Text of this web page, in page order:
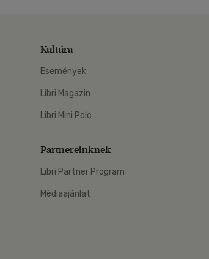
Kultúra
Események
Libri Magazin
Libri Mini Polc
Partnereinknek
Libri Partner Program
Médiaajánlat